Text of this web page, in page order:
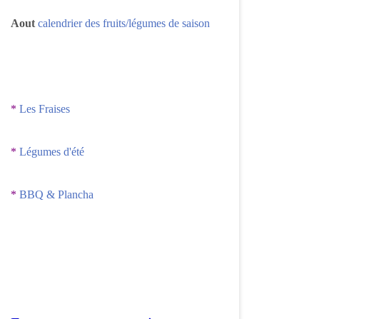
Aout calendrier des fruits/légumes de saison
* Les Fraises
* Légumes d'été
* BBQ & Plancha